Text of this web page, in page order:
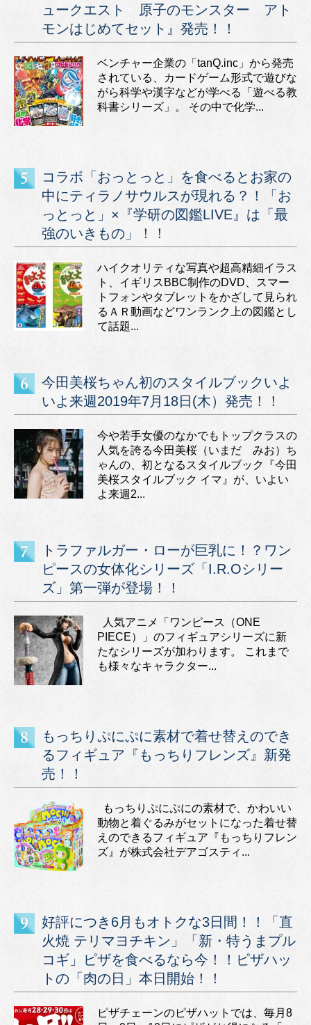
ュークエスト 原子のモンスター アト
モンはじめてセット』発売！！
ベンチャー企業の「tanQ.inc」から発売
されている、カードゲーム形式で遊びな
がら科学や漢字などが学べる「遊べる教
科書シリーズ」。 その中で化学...
コラボ「おっとっと」を食べるとお家の
中にティラノサウルスが現れる？！「お
っとっと」×『学研の図鑑LIVE』は「最
強のいきもの」！！
ハイクオリティな写真や超高精細イラス
ト、イギリスBBC制作のDVD、スマー
トフォンやタブレットをかざして見られ
るＡＲ動画などワンランク上の図鑑とし
て話題...
今田美桜ちゃん初のスタイルブックいよ
いよ来週2019年7月18日(木）発売！！
今や若手女優のなかでもトップクラスの
人気を誇る今田美桜（いまだ みお）ち
ゃんの、初となるスタイルブック『今田
美桜スタイルブック イマ』が、いよい
よ来週2...
トラファルガー・ローが巨乳に！？ワン
ピースの女体化シリーズ「I.R.Oシリー
ズ」第一弾が登場！！
人気アニメ「ワンピース（ONE
PIECE）」のフィギュアシリーズに新
たなシリーズが加わります。 これまで
も様々なキャラクター...
もっちりぷにぷに素材で着せ替えのでき
るフィギュア『もっちりフレンズ』新発
売！！
もっちりぷにぷにの素材で、かわいい
動物と着ぐるみがセットになった着せ替
えのできるフィギュア『もっちりフレン
ズ』が株式会社デアゴスティ...
好評につき6月もオトクな3日間！！「直
火焼 テリマヨチキン」「新・特うまプル
コギ」ピザを食べるなら今！！ピザハッ
トの「肉の日」本日開始！！
ピザチェーンのピザハットでは、毎月8